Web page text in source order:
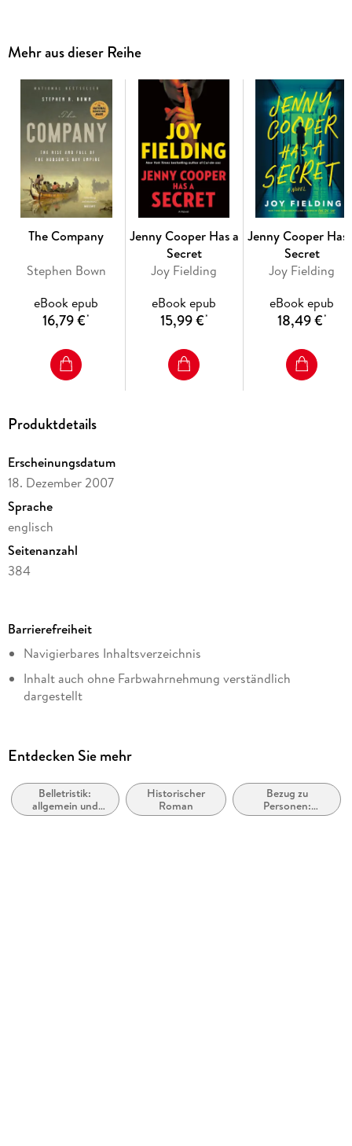
friendship, and of the insidious legacy of the British Empire.
Mehr aus dieser Reihe
The Company
Stephen Bown
eBook epub
16,79 €*
Jenny Cooper Has a
Secret
Joy Fielding
eBook epub
15,99 €*
Jenny Cooper Has
Secret
Joy Fielding
eBook epub
18,49 €*
Produktdetails
Erscheinungsdatum
18. Dezember 2007
Sprache
englisch
Seitenanzahl
384
Reihe
Doubleday Canada
Autor/Autorin
M. G. Vassanji
Knopf Doubleday Publishing Group
mit Adobe-DRM-Kopierschutz
Family Sharing
Barrierefreiheit
Navigierbares Inhaltsverzeichnis
Inhalt auch ohne Farbwahrnehmung verständlich
dargestellt
Entdecken Sie mehr
Belletristik:
allgemein und
literarisch, nicht
Historischer
Roman
Bezug zu
Personen:
ethnische